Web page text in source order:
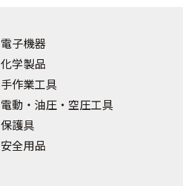
電子機器
化学製品
手作業工具
電動・油圧・空圧工具
保護具
安全用品